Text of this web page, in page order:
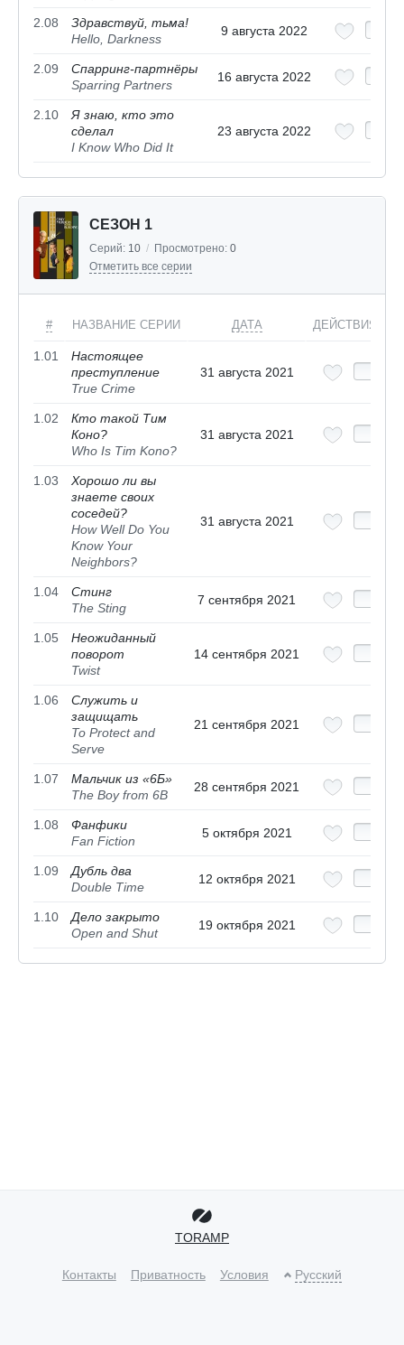
2.08
Здравствуй, тьма!
Hello, Darkness
9 августа 2022
2.09
Спарринг-партнёры
Sparring Partners
16 августа 2022
2.10
Я знаю, кто это
сделал
I Know Who Did It
23 августа 2022
СЕЗОН 1
Серий: 10 / Просмотрено: 0
Отметить все серии
# НАЗВАНИЕ СЕРИИ ДАТА ДЕЙСТВИЯ
1.01
Настоящее
преступление
True Crime
31 августа 2021
1.02
Кто такой Тим
Коно?
Who Is Tim Kono?
31 августа 2021
1.03
Хорошо ли вы
знаете своих
соседей?
How Well Do You
Know Your
Neighbors?
31 августа 2021
1.04
Стинг
The Sting
7 сентября 2021
1.05
Неожиданный
поворот
Twist
14 сентября 2021
1.06
Служить и
защищать
To Protect and
Serve
21 сентября 2021
1.07
Мальчик из «6Б»
The Boy from 6B
28 сентября 2021
1.08
Фанфики
Fan Fiction
5 октября 2021
1.09
Дубль два
Double Time
12 октября 2021
1.10
Дело закрыто
Open and Shut
19 октября 2021
TORAMP
Контакты Приватность Условия Русский